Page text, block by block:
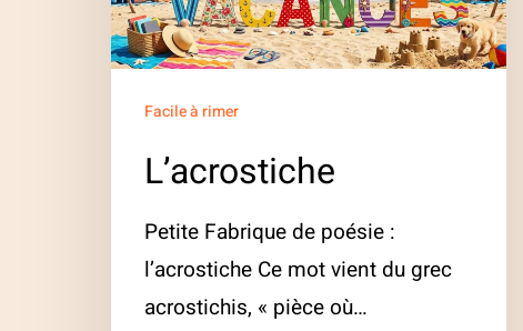
Facile à rimer
L’acrostiche
Petite Fabrique de poésie :
l’acrostiche Ce mot vient du grec
acrostichis, « pièce où…